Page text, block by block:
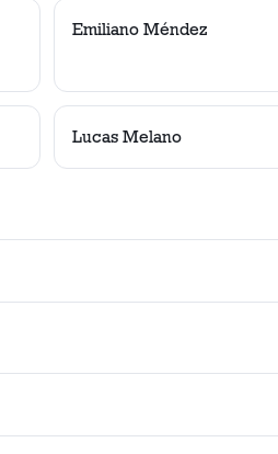
Emiliano Méndez
Lucas Melano